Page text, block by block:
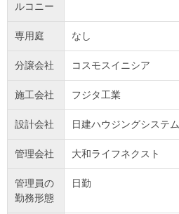
ルコニー
専用庭 なし
分譲会社 コスモスイニシア
施工会社 フジタ工業
設計会社 日建ハウジングシステム
管理会社 大和ライフネクスト
管理員の
勤務形態
日勤